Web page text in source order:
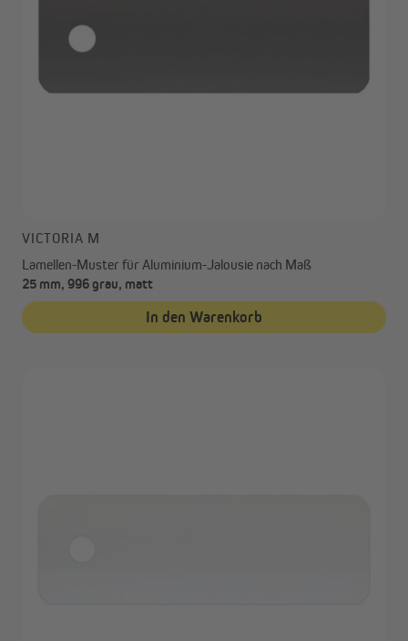
VICTORIA M
Lamellen-Muster für Aluminium-Jalousie nach Maß
25 mm, 996 grau, matt
In den Warenkorb